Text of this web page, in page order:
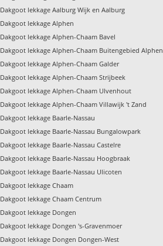
Dakgoot lekkage Aalburg Wijk en Aalburg
Dakgoot lekkage Alphen
Dakgoot lekkage Alphen-Chaam Bavel
Dakgoot lekkage Alphen-Chaam Buitengebied Alphen
Dakgoot lekkage Alphen-Chaam Galder
Dakgoot lekkage Alphen-Chaam Strijbeek
Dakgoot lekkage Alphen-Chaam Ulvenhout
Dakgoot lekkage Alphen-Chaam Villawijk 't Zand
Dakgoot lekkage Baarle-Nassau
Dakgoot lekkage Baarle-Nassau Bungalowpark
Dakgoot lekkage Baarle-Nassau Castelre
Dakgoot lekkage Baarle-Nassau Hoogbraak
Dakgoot lekkage Baarle-Nassau Ulicoten
Dakgoot lekkage Chaam
Dakgoot lekkage Chaam Centrum
Dakgoot lekkage Dongen
Dakgoot lekkage Dongen 's-Gravenmoer
Dakgoot lekkage Dongen Dongen-West